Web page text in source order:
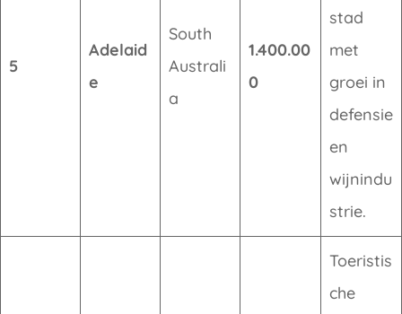
5
Adelaid
e
South
Australi
a
1.400.00
0
stad
met
groei in
defensie
en
wijnindu
strie.
Toeristis
che